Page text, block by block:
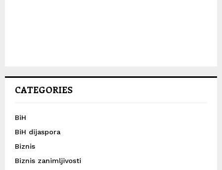
CATEGORIES
BiH
BiH dijaspora
Biznis
Biznis zanimljivosti